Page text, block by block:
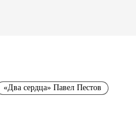
«Два сердца» Павел Пестов